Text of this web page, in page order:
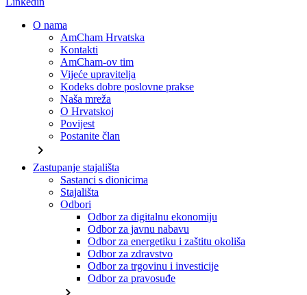
O nama
AmCham Hrvatska
Kontakti
AmCham-ov tim
Vijeće upravitelja
Kodeks dobre poslovne prakse
Naša mreža
O Hrvatskoj
Povijest
Postanite član
chevron_right
Zastupanje stajališta
Sastanci s dionicima
Stajališta
Odbori
Odbor za digitalnu ekonomiju
Odbor za javnu nabavu
Odbor za energetiku i zaštitu okoliša
Odbor za zdravstvo
Odbor za trgovinu i investicije
Odbor za pravosuđe